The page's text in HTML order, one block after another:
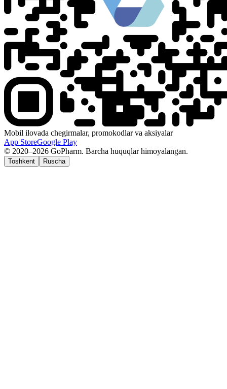
Mobil ilovada chegirmalar, promokodlar va aksiyalar
App StoreGoogle Play
© 2020–2026 GoPharm. Barcha huquqlar himoyalangan.
Toshkent Ruscha